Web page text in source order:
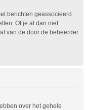
berichten geassocieerd
Of je al dan niet
van de door de beheerder
over het gehele